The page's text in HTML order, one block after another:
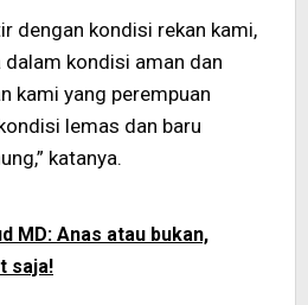
dengan kondisi rekan kami,
dalam kondisi aman dan
kami yang perempuan
lemas dan baru
katanya.
MD: Anas atau bukan,
saja!